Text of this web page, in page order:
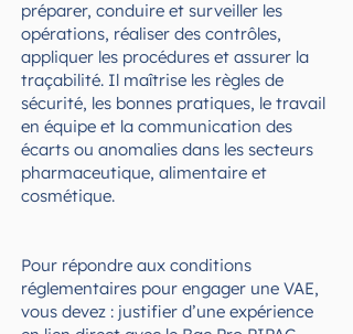
préparer, conduire et surveiller les
opérations, réaliser des contrôles,
appliquer les procédures et assurer la
traçabilité. Il maîtrise les règles de
sécurité, les bonnes pratiques, le travail
en équipe et la communication des
écarts ou anomalies dans les secteurs
pharmaceutique, alimentaire et
cosmétique.
Pour répondre aux conditions
réglementaires pour engager une VAE,
vous devez : justifier d’une expérience